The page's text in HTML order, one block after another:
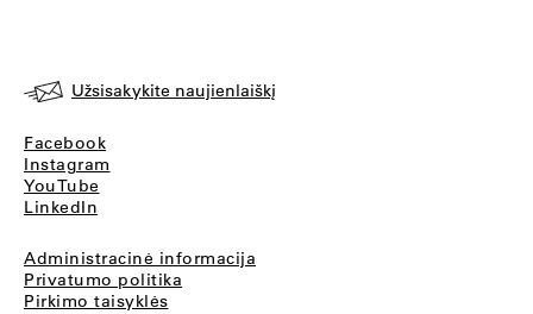
Užsisakykite naujienlaiškį
Facebook
Instagram
YouTube
LinkedIn
Administracinė informacija
Privatumo politika
Pirkimo taisyklės